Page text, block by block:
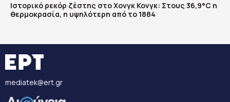
Ιστορικό ρεκόρ ζέστης στο Χονγκ Κονγκ: Στους 36,9°C η
θερμοκρασία, η υψηλότερη από το 1884
mediatek@ert.gr